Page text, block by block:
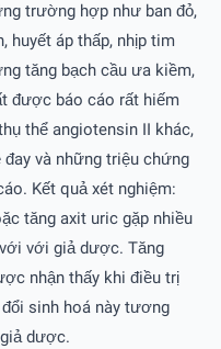
trường hợp như ban đỏ,
huyết áp thấp, nhịp tim
tăng bạch cầu ưa kiềm,
được báo cáo rất hiếm
thể angiotensin II khác,
và những triệu chứng
Kết quả xét nghiệm:
tăng axit uric gặp nhiều
với giả dược. Tăng
nhận thấy khi điều trị
sinh hoá này tương
dược.